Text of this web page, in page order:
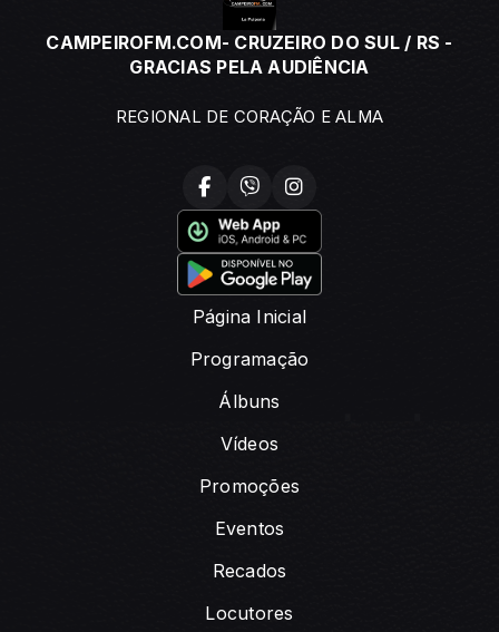
CAMPEIROFM.COM- CRUZEIRO DO SUL / RS -
GRACIAS PELA AUDIÊNCIA
REGIONAL DE CORAÇÃO E ALMA
Página Inicial
Programação
Álbuns
Vídeos
Promoções
Eventos
Recados
Locutores